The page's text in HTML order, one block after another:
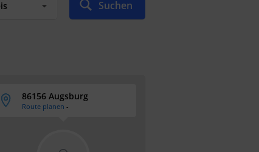
Suchen
86156 Augsburg
Route planen -